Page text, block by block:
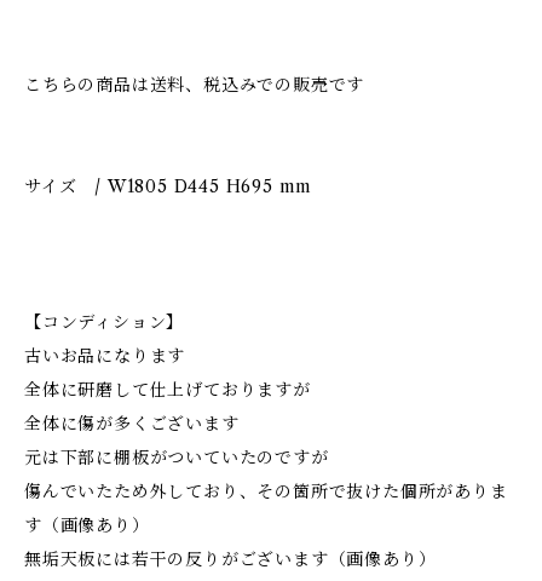
こちらの商品は送料、税込みでの販売です
サイズ / W1805 D445 H695 mm
【コンディション】
古いお品になります
全体に研磨して仕上げておりますが
全体に傷が多くございます
元は下部に棚板がついていたのですが
傷んでいたため外しており、その箇所で抜けた個所がありま
す（画像あり）
無垢天板には若干の反りがございます（画像あり）